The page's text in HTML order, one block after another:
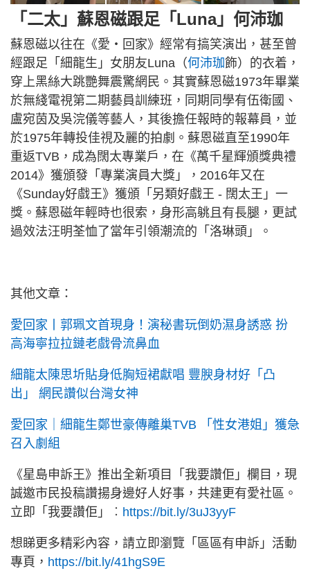
「二太」蘇恩磁跟足「Luna」何沛珈
蘇恩磁以往在《愛‧回家》經常有搞笑演出，甚至曾
經跟足「細龍生」女朋友Luna（何沛珈飾）的衣着，
穿上黑絲大跳艷舞震驚網民。其實蘇恩磁1973年畢業
於無綫電視第二期藝員訓練班，同期同學有伍衛國、
盧宛茵及吳浣儀等藝人，其後擔任報時的報幕員，並
於1975年轉投佳視及麗的拍劇。蘇恩磁直至1990年
重返TVB，成為闊太專業戶，在《萬千星輝頒獎典禮
2014》獲頒發「專業演員大獎」，2016年又在
《Sunday好戲王》獲頒「另類好戲王 - 闊太王」一
獎。蘇恩磁年輕時也很索，身形高䠷且有長腿，更試
過效法汪明荃恤了當年引領潮流的「洛琳頭」。
其他文章：
愛回家丨郭珮文首現身！演秘書玩倒奶濕身誘惑 扮
高海寧拉拉鏈老戲骨流鼻血
細龍太陳思圻貼身低胸短裙獻唱 豐腴身材好「凸
出」 網民讚似台灣女神
愛回家｜細龍生鄭世豪傳離巢TVB 「性女港姐」獲急
召入劇組
《星島申訴王》推出全新項目「我要讚佢」欄目，現
誠邀市民投稿讚揚身邊好人好事，共建更有愛社區。
立即「我要讚佢」︰ https://bit.ly/3uJ3yyF
想睇更多精彩內容，請立即瀏覽「區區有申訴」活動
專頁， https://bit.ly/41hgS9E